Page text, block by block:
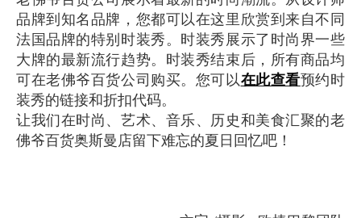
品牌到知名品牌，您都可以在这里欣赏到来自不同
法国品牌的特别时装秀。时装秀展示了时尚界一些
大牌的最新流行趋势。时装秀结束后，所有商品均
可在老佛爷百货公司购买。您可以在此查看预约时
装秀的链接和折扣代码。
让我们在时尚、艺术、音乐、历史和美食汇聚的老
佛爷百货奥斯曼店留下难忘的夏日回忆吧！